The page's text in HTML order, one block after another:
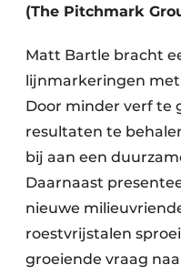
(The Pitchmark
Matt Bartle bracht
lijnmarkeringen
Door minder verf te
resultaten te
bij aan een
Daarnaast
nieuwe
roestvrijstalen
groeiende vraag